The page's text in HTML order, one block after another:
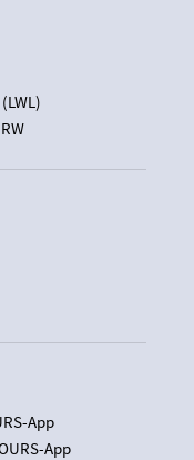
App
App